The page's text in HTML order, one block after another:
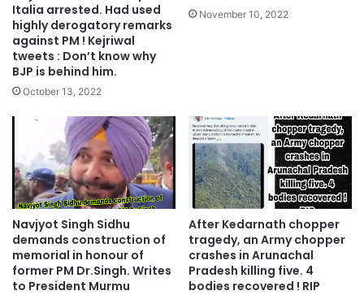
Italia arrested. Had used
highly derogatory remarks
against PM ! Kejriwal
tweets : Don’t know why
BJP is behind him.
October 13, 2022
November 10, 2022
Navjyot Singh Sidhu
demands construction of
memorial in honour of
former PM Dr.Singh. Writes
to President Murmu
After Kedarnath chopper
tragedy, an Army chopper
crashes in Arunachal
Pradesh killing five. 4
bodies recovered ! RIP